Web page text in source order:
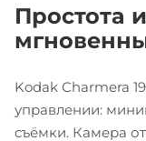
Простота
Kodak Charmera
управлении:
съёмки. Камера